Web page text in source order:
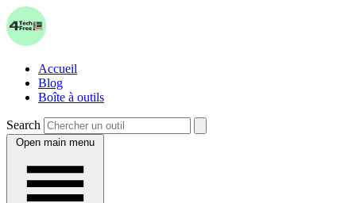
Accueil
Blog
Boîte à outils
Search
Open main menu